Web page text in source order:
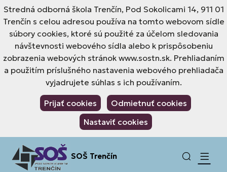
Stredná odborná škola Trenčín, Pod Sokolicami 14, 911 01
Trenčín s celou adresou používa na tomto webovom sídle
súbory cookies, ktoré sú použité za účelom sledovania
návštevnosti webového sídla alebo k prispôsobeniu
zobrazenia webových stránok www.sostn.sk. Prehliadaním
a použitím príslušného nastavenia webového prehliadača
vyjadrujete súhlas s ich používaním.
Prijať cookies
Odmietnuť cookies
Nastaviť cookies
SOŠ Trenčín